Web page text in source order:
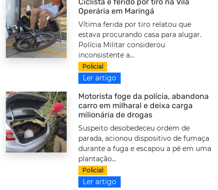
Operária em Maringá
Vítima ferida por tiro relatou que
estava procurando casa para alugar.
Polícia Militar considerou
inconsistente a...
Policial
Ler artigo
Motorista foge da polícia, abandona
carro em milharal e deixa carga
milionária de drogas
Suspeito desobedeceu ordem de
parada, acionou dispositivo de fumaça
durante a fuga e escapou a pé em uma
plantação...
Policial
Ler artigo